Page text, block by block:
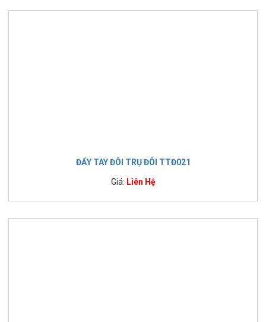
ĐẨY TAY ĐÔI TRỤ ĐÔI TTĐ021
Giá: Liên Hệ